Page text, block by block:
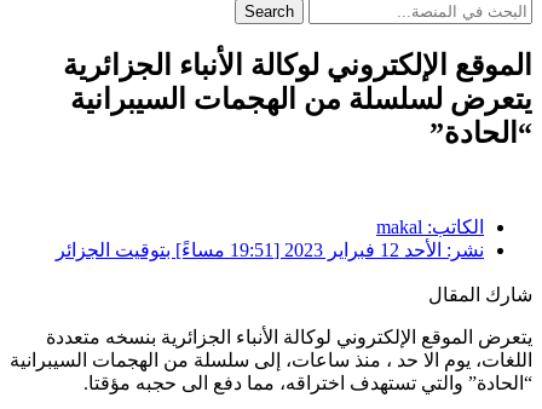
Search
الموقع الإلكتروني لوكالة الأنباء الجزائرية
يتعرض لسلسلة من الهجمات السيبرانية
“الحادة”
الكاتب: makal
نشر: الأحد 12 فبراير 2023 [19:51 مساءً] بتوقيت الجزائر
شارك المقال
يتعرض الموقع الإلكتروني لوكالة الأنباء الجزائرية بنسخه متعددة
اللغات، يوم الا حد ، منذ ساعات، إلى سلسلة من الهجمات السيبرانية
“الحادة” والتي تستهدف اختراقه، مما دفع الى حجبه مؤقتا.